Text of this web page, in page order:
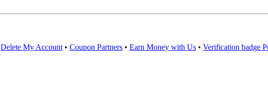
Delete My Account • Coupon Partners • Earn Money with Us • Verification badge